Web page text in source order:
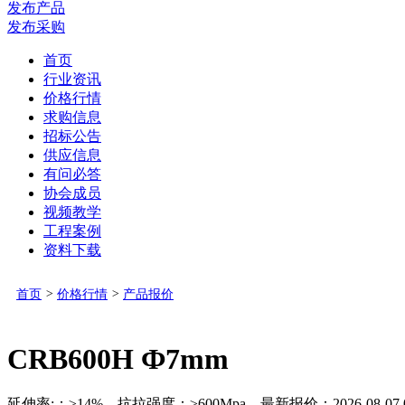
发布产品
发布采购
首页
行业资讯
价格行情
求购信息
招标公告
供应信息
有问必答
协会成员
视频教学
工程案例
资料下载
首页 > 价格行情 > 产品报价
CRB600H Ф7mm